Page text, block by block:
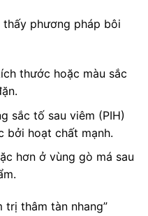
phương pháp bôi
thước hoặc màu sắc
sắc tố sau viêm (PIH)
bởi hoạt chất mạnh.
hơn ở vùng gò má sau
trị thâm tàn nhang”